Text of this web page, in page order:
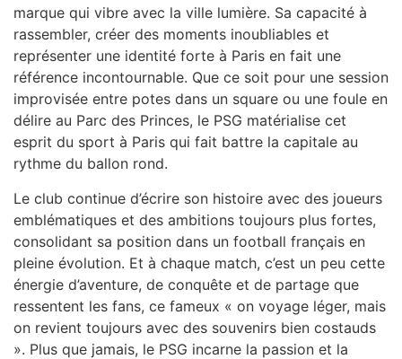
marque qui vibre avec la ville lumière. Sa capacité à
rassembler, créer des moments inoubliables et
représenter une identité forte à Paris en fait une
référence incontournable. Que ce soit pour une session
improvisée entre potes dans un square ou une foule en
délire au Parc des Princes, le PSG matérialise cet
esprit du sport à Paris qui fait battre la capitale au
rythme du ballon rond.
Le club continue d’écrire son histoire avec des joueurs
emblématiques et des ambitions toujours plus fortes,
consolidant sa position dans un football français en
pleine évolution. Et à chaque match, c’est un peu cette
énergie d’aventure, de conquête et de partage que
ressentent les fans, ce fameux « on voyage léger, mais
on revient toujours avec des souvenirs bien costauds
». Plus que jamais, le PSG incarne la passion et la